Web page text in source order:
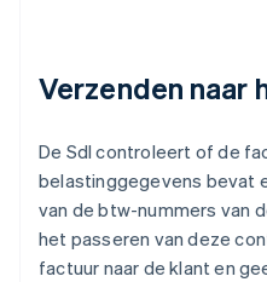
Verzenden naar
De SdI controleert of de
belastinggegevens bevat
van de btw-nummers van
het passeren van deze
factuur naar de klant en